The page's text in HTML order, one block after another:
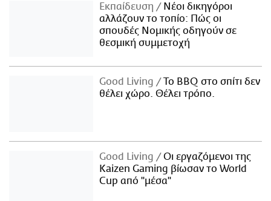
Εκπαίδευση
Νέοι δικηγόροι
αλλάζουν το τοπίο: Πώς οι
σπουδές Νομικής οδηγούν σε
θεσμική συμμετοχή
Good Living
Το BBQ στο σπίτι δεν
θέλει χώρο. Θέλει τρόπο.
Good Living
Οι εργαζόμενοι της
Kaizen Gaming βίωσαν το World
Cup από "μέσα"